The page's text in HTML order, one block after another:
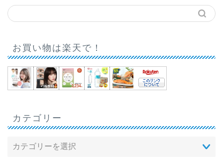
お買い物は楽天で！
カテゴリー